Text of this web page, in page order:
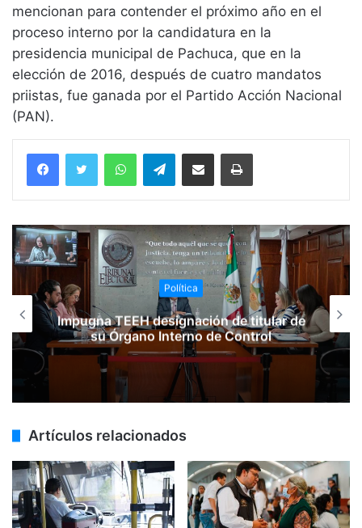
mencionan para contender el próximo año en el
proceso interno por la candidatura en la
presidencia municipal de Pachuca, que en la
elección de 2016, después de cuatro mandatos
priistas, fue ganada por el Partido Acción Nacional
(PAN).
WhatsAppTelegramCompartir vía email Imprimir
Política
Impugna TEEH designación de titular de
su Órgano Interno de Control
Artículos relacionados